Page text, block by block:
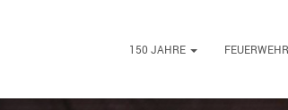
150 JAHRE FEUERWEHR